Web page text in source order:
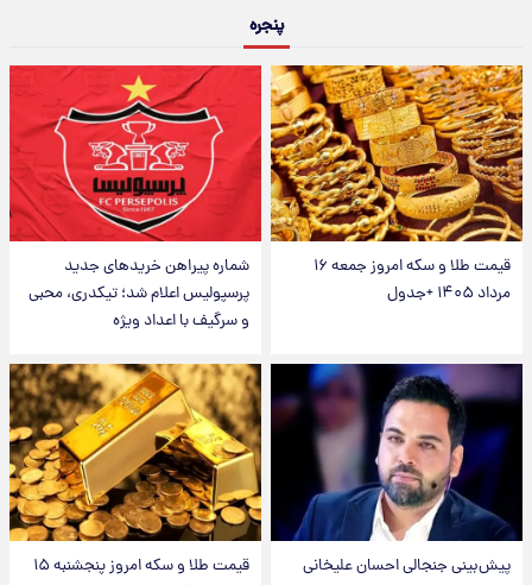
پنجره
قیمت طلا و سکه امروز جمعه ۱۶
مرداد ۱۴۰۵ +جدول
شماره پیراهن خریدهای جدید
پرسپولیس اعلام شد؛ تیکدری، محبی
و سرگیف با اعداد ویژه
پیش‌بینی جنجالی احسان علیخانی
قیمت طلا و سکه امروز پنجشنبه ۱۵